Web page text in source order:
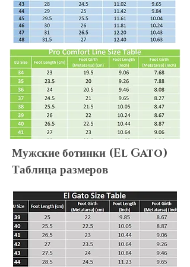
policies, terms&conditions apply to
your needs.
Мужские ботинки (El Gato)
Таблица размеров